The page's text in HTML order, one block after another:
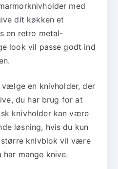
med
dit køkken et
en retro metal-
look vil passe godt ind
en knivholder, der
du har brug for at
knivholder kan være
løsning, hvis du kun
større knivblok vil være
mange knive.